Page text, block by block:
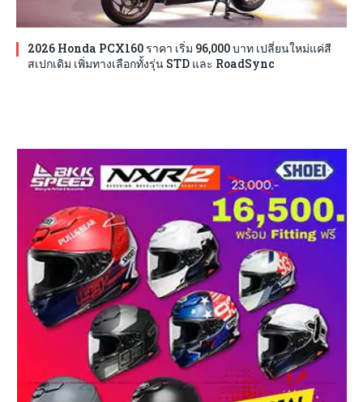
2026 Honda PCX160 ราคา เริ่ม 96,000 บาท เปลี่ยนใหม่แค่สี
สเปกเดิม เพิ่มทางเลือกทั้งรุ่น STD และ RoadSync